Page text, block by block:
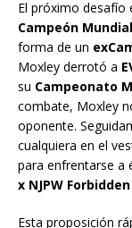
El próximo desafío
Campeón
forma de un
Moxley derrotó a
su Campeonato
combate, Moxley
oponente.
cualquiera en el
para enfrentarse a
x NJPW
Esta proposición